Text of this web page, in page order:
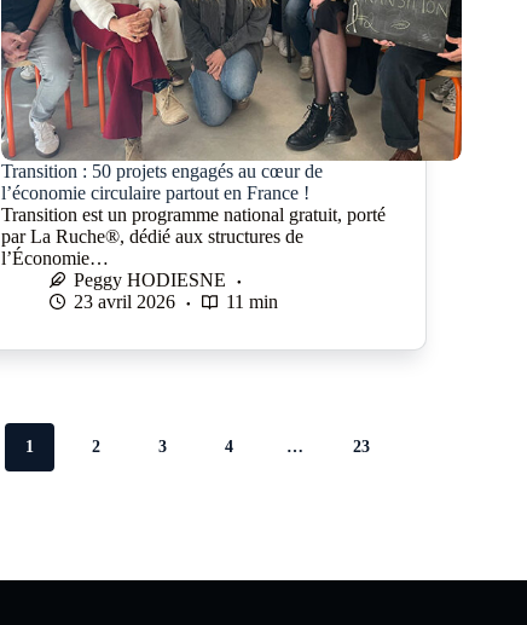
Transition : 50 projets engagés au cœur de
l’économie circulaire partout en France !
Transition est un programme national gratuit, porté
par La Ruche®, dédié aux structures de
l’Économie…
Peggy HODIESNE
23 avril 2026
11 min
1 2 3 4 … 23